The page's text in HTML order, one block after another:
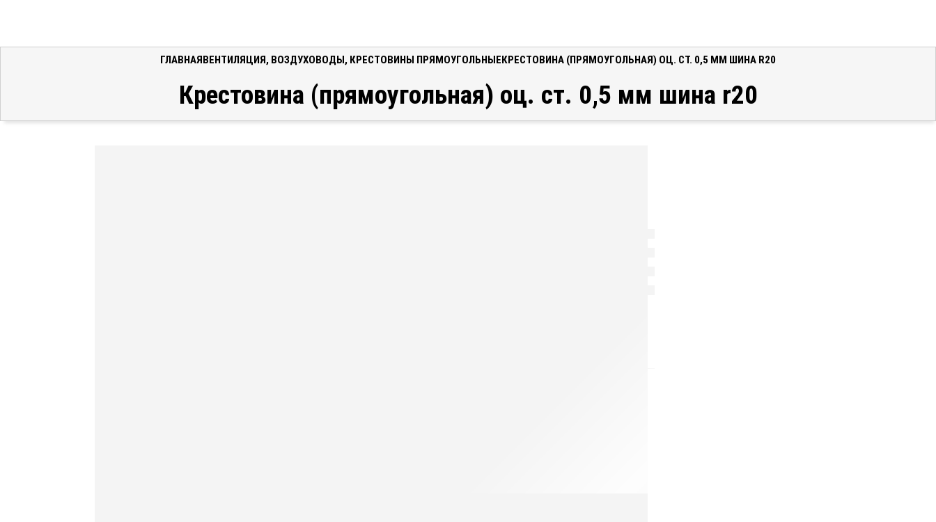
ГЛАВНАЯВЕНТИЛЯЦИЯ, ВОЗДУХОВОДЫ, КРЕСТОВИНЫ ПРЯМОУГОЛЬНЫЕКРЕСТОВИНА (ПРЯМОУГОЛЬНАЯ) ОЦ. СТ. 0,5 ММ ШИНА R20
Крестовина (прямоугольная) оц. ст. 0,5 мм шина r20